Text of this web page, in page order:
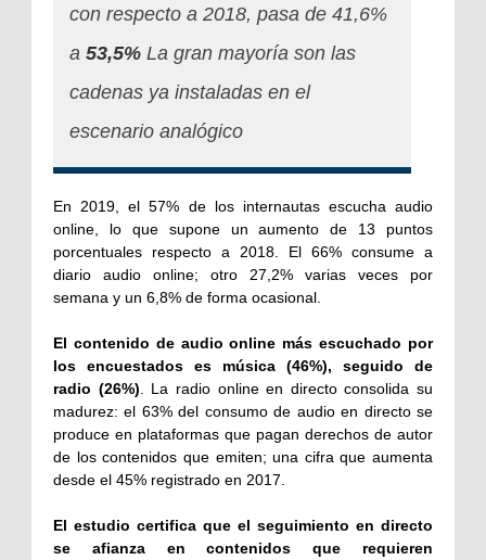
con respecto a 2018, pasa de 41,6%
a 53,5% La gran mayoría son las
cadenas ya instaladas en el
escenario analógico
En 2019, el 57% de los internautas escucha audio
online, lo que supone un aumento de 13 puntos
porcentuales respecto a 2018. El 66% consume a
diario audio online; otro 27,2% varias veces por
semana y un 6,8% de forma ocasional.
El contenido de audio online más escuchado por
los encuestados es música (46%), seguido de
radio (26%) . La radio online en directo consolida su
madurez: el 63% del consumo de audio en directo se
produce en plataformas que pagan derechos de autor
de los contenidos que emiten; una cifra que aumenta
desde el 45% registrado en 2017.
El estudio certifica que el seguimiento en directo
se afianza en contenidos que requieren